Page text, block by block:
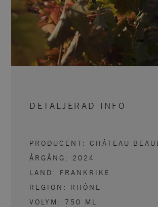
DETALJERAD INFO
PRODUCENT: CHÂTEAU
ÅRGÅNG: 2024
LAND: FRANKRIKE
REGION: RHÔNE
VOLYM: 750
ML